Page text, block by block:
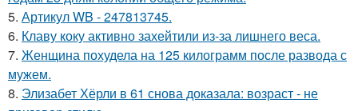
5. Артикул WB - 247813745.
6. Клаву коку активно захейтили из-за лишнего веса.
7. Женщина похудела на 125 килограмм после развода с
мужем.
8. Элизабет Хёрли в 61 снова доказала: возраст - не